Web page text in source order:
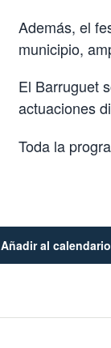
Además, el
municipio,
El Barruguet
actuaciones
Toda la
Añadir al calendario